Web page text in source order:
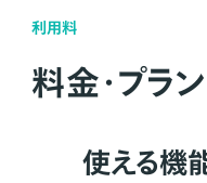
利用料
料金・プラン
使える機